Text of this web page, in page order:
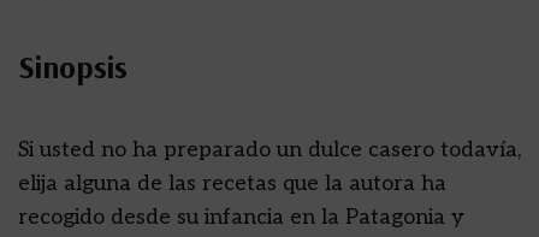
Sinopsis
Si usted no ha preparado un dulce casero todavía,
elija alguna de las recetas que la autora ha
recogido desde su infancia en la Patagonia y